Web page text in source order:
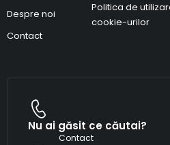
Despre noi
Contact
Politica de
cookie-urilor
Nu ai găsit ce căutai?
Contact